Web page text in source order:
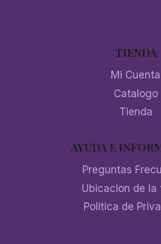
TIENDA
Mi Cuenta
Catalogo
Tienda
AYUDA E
Preguntas
Ubicacion de la
Politica de